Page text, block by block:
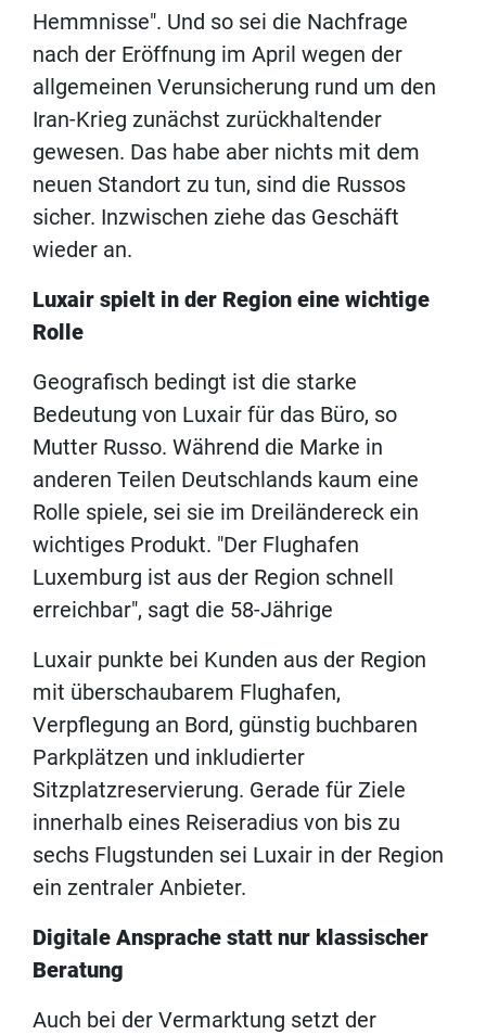
Hemmnisse". Und so sei die Nachfrage
nach der Eröffnung im April wegen der
allgemeinen Verunsicherung rund um den
Iran-Krieg zunächst zurückhaltender
gewesen. Das habe aber nichts mit dem
neuen Standort zu tun, sind die Russos
sicher. Inzwischen ziehe das Geschäft
wieder an.
Luxair spielt in der Region eine wichtige
Rolle
Geografisch bedingt ist die starke
Bedeutung von Luxair für das Büro, so
Mutter Russo. Während die Marke in
anderen Teilen Deutschlands kaum eine
Rolle spiele, sei sie im Dreiländereck ein
wichtiges Produkt. "Der Flughafen
Luxemburg ist aus der Region schnell
erreichbar", sagt die 58-Jährige
Luxair punkte bei Kunden aus der Region
mit überschaubarem Flughafen,
Verpflegung an Bord, günstig buchbaren
Parkplätzen und inkludierter
Sitzplatzreservierung. Gerade für Ziele
innerhalb eines Reiseradius von bis zu
sechs Flugstunden sei Luxair in der Region
ein zentraler Anbieter.
Digitale Ansprache statt nur klassischer
Beratung
Auch bei der Vermarktung setzt der